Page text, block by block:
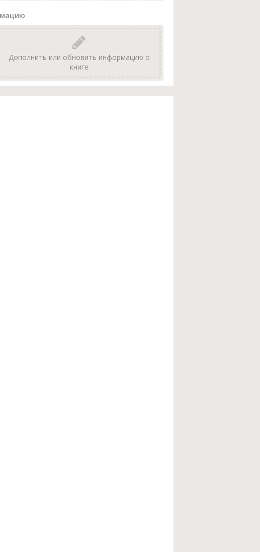
Дополнить или обновить информацию о
книге